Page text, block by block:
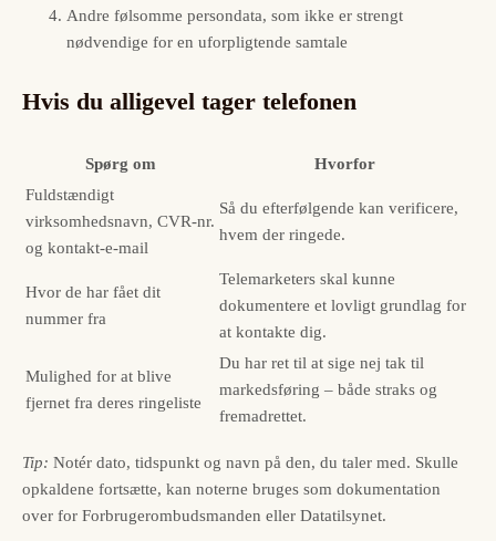
Andre følsomme persondata, som ikke er strengt
nødvendige for en uforpligtende samtale
Hvis du alligevel tager telefonen
Spørg om
Hvorfor
Fuldstændigt
virksomhedsnavn, CVR-nr.
og kontakt-e-mail
Så du efterfølgende kan verificere,
hvem der ringede.
Hvor de har fået dit
nummer fra
Telemarketers skal kunne
dokumentere et lovligt grundlag for
at kontakte dig.
Mulighed for at blive
fjernet fra deres ringeliste
Du har ret til at sige nej tak til
markedsføring – både straks og
fremadrettet.
Tip: Notér dato, tidspunkt og navn på den, du taler med. Skulle
opkaldene fortsætte, kan noterne bruges som dokumentation
over for Forbrugerombudsmanden eller Datatilsynet.